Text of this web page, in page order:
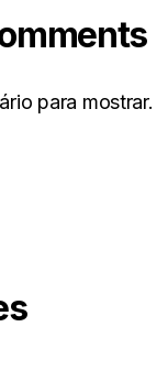
para mostrar.